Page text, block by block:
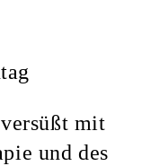
mit
und des